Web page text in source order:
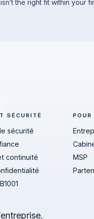
the right fit within your
SÉCURITÉ
sécurité
continuité
POUR
MSP